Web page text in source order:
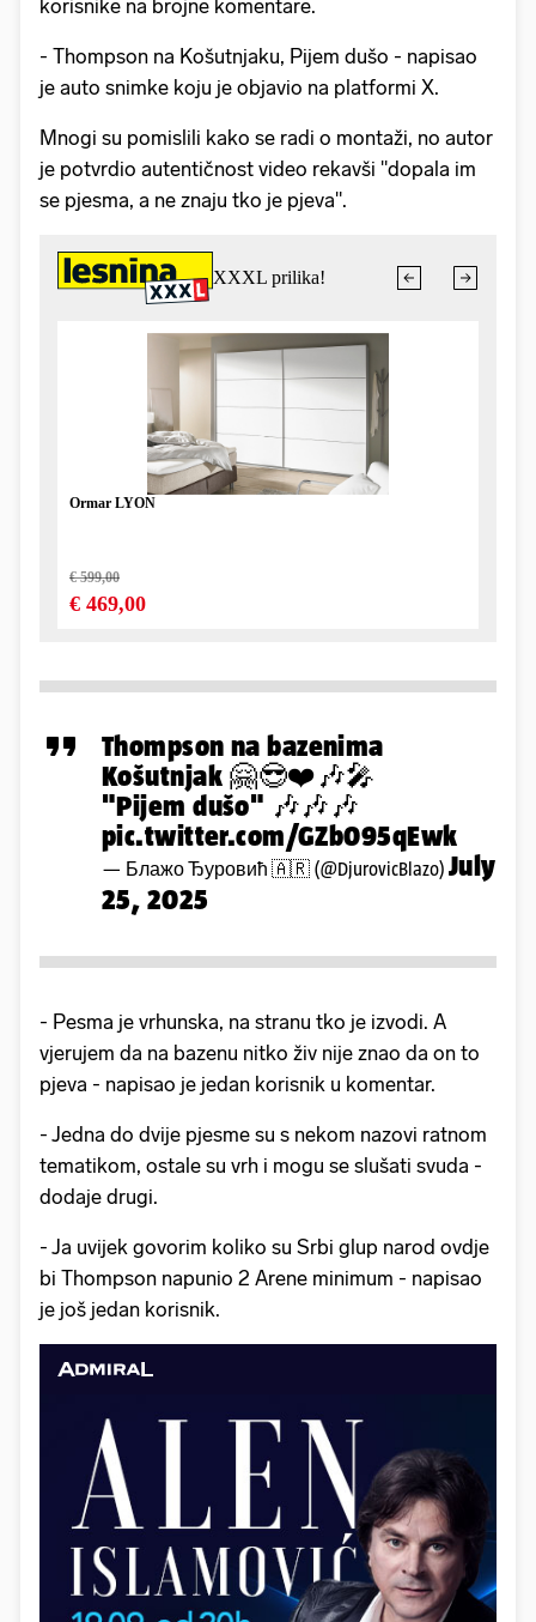
korisnike na brojne komentare.
- Thompson na Košutnjaku, Pijem dušo - napisao
je auto snimke koju je objavio na platformi X.
Mnogi su pomislili kako se radi o montaži, no autor
je potvrdio autentičnost video rekavši "dopala im
se pjesma, a ne znaju tko je pjeva".
Thompson na bazenima
Košutnjak 🤗😎❤️🎶🎤
"Pijem dušo" 🎶🎶🎶
pic.twitter.com/GZb095qEwk
— Блажо Ђуровић 🇦🇷 (@DjurovicBlazo) July
25, 2025
- Pesma je vrhunska, na stranu tko je izvodi. A
vjerujem da na bazenu nitko živ nije znao da on to
pjeva - napisao je jedan korisnik u komentar.
- Jedna do dvije pjesme su s nekom nazovi ratnom
tematikom, ostale su vrh i mogu se slušati svuda -
dodaje drugi.
- Ja uvijek govorim koliko su Srbi glup narod ovdje
bi Thompson napunio 2 Arene minimum - napisao
je još jedan korisnik.